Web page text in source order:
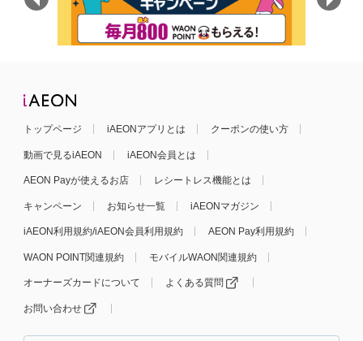
トップページ iAEONアプリとは クーポンの使い方
動画で見るiAEON iAEON会員とは
AEON Payが使えるお店 レシートレス機能とは
キャンペーン お知らせ一覧 iAEONマガジン
iAEON利用規約/iAEON会員利用規約 AEON Pay利用規約
WAON POINT関連規約 モバイルWAON関連規約
オーナーズカードについて よくある質問
お問い合わせ